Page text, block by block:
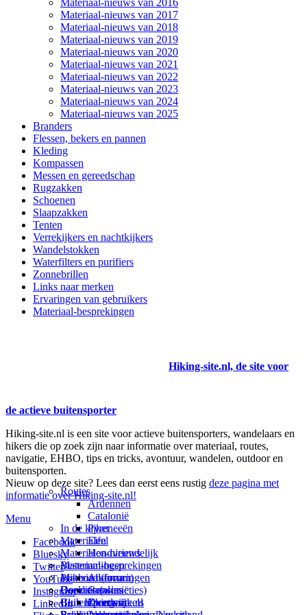
Materiaal-nieuws van 2016
Materiaal-nieuws van 2017
Materiaal-nieuws van 2018
Materiaal-nieuws van 2019
Materiaal-nieuws van 2020
Materiaal-nieuws van 2021
Materiaal-nieuws van 2022
Materiaal-nieuws van 2023
Materiaal-nieuws van 2024
Materiaal-nieuws van 2025
Branders
Flessen, bekers en pannen
Kleding
Kompassen
Messen en gereedschap
Rugzakken
Schoenen
Slaapzakken
Tenten
Verrekijkers en nachtkijkers
Wandelstokken
Waterfilters en purifiers
Zonnebrillen
Links naar merken
Ervaringen van gebruikers
Materiaal-besprekingen
Hiking-site.nl, de site voor
de actieve buitensporter
Hiking-site.nl is een site voor actieve buitensporters, wandelaars en
hikers die op zoek zijn naar informatie over materiaal, routes,
navigatie, EHBO, tips en tricks, avontuur, wandelen, outdoor en
buitensporten.
Nieuw op deze site? Lees dan eerst eens rustig deze pagina met
informatie over Hiking-site.nl!
Menu
Facebook
Bluesky
Twitter
YouTube
Instagram
LinkedIn
Prikbord (forum)
Goodies (winacties)
Club Hiking-site.nl
In de kijker
Materialen
Materialen-nieuws
Materiaal-besprekingen
Materiaal-ervaringen
Boekrecensies
Buitensportwinkels
Routes
Ardennen
Catalonië
Pyreneeën
Eifel
Hondvriendelijk
Bestemmingen
Andorra
Catalonië
Zweden
Deze site
Over mij